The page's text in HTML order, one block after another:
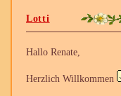
Lotti
Hallo Renate,
Herzlich Willkommen